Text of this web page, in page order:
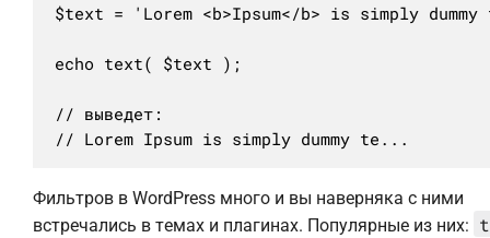
$text = 'Lorem <b>Ipsum</b> is simply
echo text( $text );
// выведет:
// Lorem Ipsum is simply dummy te...
Фильтров в WordPress много и вы наверняка с ними
встречались в темах и плагинах. Популярные из них: